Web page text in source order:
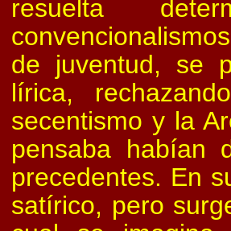
resuelta
de juventud, se
lírica,
secentismo y la
pensaba habían
precedentes. En
satírico, pero